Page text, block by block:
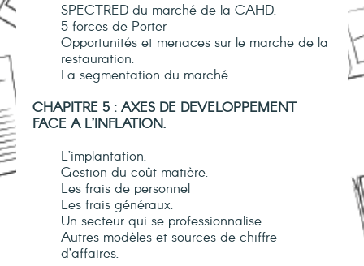
SPECTRED du marché de la CAHD.
5 forces de Porter
Opportunités et menaces sur le marche de la
restauration.
La segmentation du marché
CHAPITRE 5 : AXES DE DEVELOPPEMENT
FACE A L’INFLATION.
L’implantation.
Gestion du coût matière.
Les frais de personnel
Les frais généraux.
Un secteur qui se professionnalise.
Autres modèles et sources de chiffre
d’affaires.